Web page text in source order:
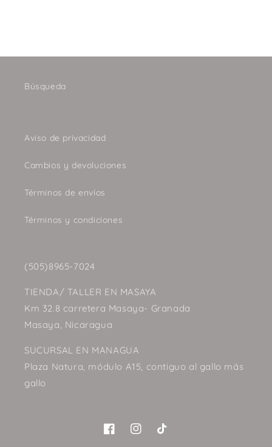
Búsqueda
Aviso de privacidad
Cambios y devoluciones
Términos de envíos
Términos y condiciones
(505)8965-7024
TIENDA/ TALLER EN MASAYA
Km 32.8 carretera Masaya- Granada
Masaya, Nicaragua
SUCURSAL EN MANAGUA
Plaza Natura, módulo A15, contiguo al gallo más
gallo
FacebookInstagram
TikTok